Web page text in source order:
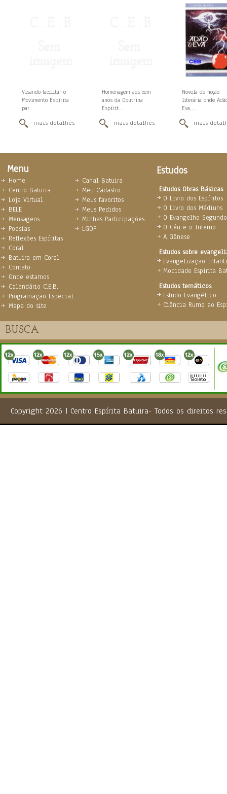
Visando facilitar o
Movimento Espírita
par...
mais detalhes
Homenagem aos cem
anos da Doutrina
Espírit...
mais detalhes
Novela de ficção
literária onde
Eva,...
mais
Menu Estudos
Estudos Obras Básicas
O Livro dos Espíritos
O Livro dos Médiuns
O Evangelho
O Céu e o Inferno
A Gênese
Estudos sobre
Evangelização
Mocidade Espírita
Estudos temáticos
Estudo Evangélico
Ciência Rumo ao
Home
Centro Batuira
Loja Virtual
BELE
Mensagens
Poesias
Reflexões Espíritas
Coral
Batuira em Coral
Contato
Onde estamos
Calendário C.E.B.
Programação Especial
Mapa do site
Canal Batuira
Meu Cadastro
Meus favoritos
Meus Pedidos
Minhas Participações
LGDP
Copyright 2026 | Centro Espírita Batuira- Todos os